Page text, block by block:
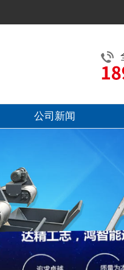
公司新闻